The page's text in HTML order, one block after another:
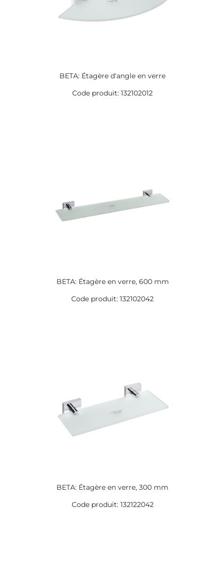
BETA: Étagère d'angle en verre
Code produit: 132102012
BETA: Étagère en verre, 600 mm
Code produit: 132102042
BETA: Étagère en verre, 300 mm
Code produit: 132122042